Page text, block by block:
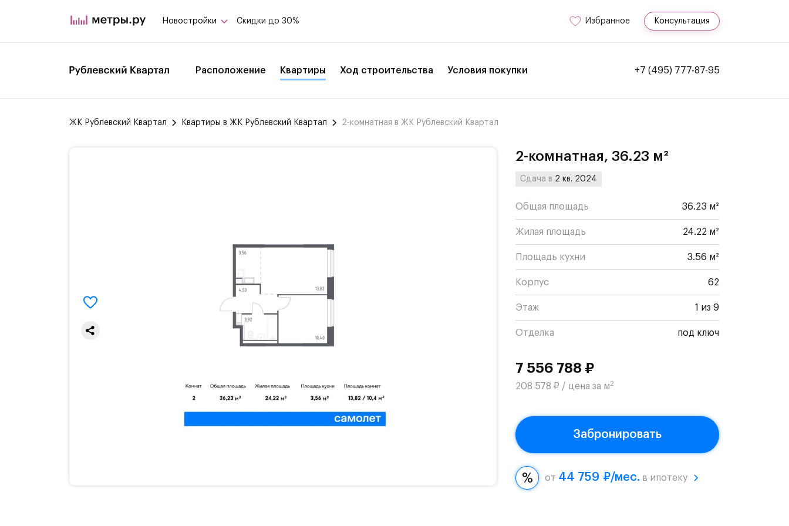
Новостройки Скидки до 30% Избранное Консультация
Расположение Квартиры Ход строительства Условия покупки +7 (495) 777-87-95
ЖК Рублевский Квартал Квартиры в ЖК Рублевский Квартал 2-комнатная в ЖК Рублевский Квартал
2-комнатная, 36.23 м²
Сдача в 2 кв. 2024
Общая площадь 36.23 м²
Жилая площадь 24.22 м²
Площадь кухни 3.56 м²
Корпус 62
Этаж 1 из 9
Отделка под ключ
7 556 788 ₽
208 578 ₽ / цена за м2
Забронировать
от 44 759 ₽/мес. в ипотеку